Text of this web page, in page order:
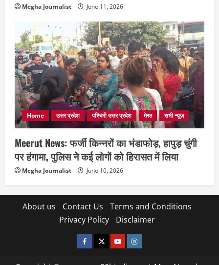
Megha Journalist June 11, 2026
Home उत्तर प्रदेश पश्चिमी उत्तर प्रदेश मेरठ सभी न्यूज़
Meerut News: फर्जी किन्नरों का भंडाफोड़, हापुड़ चुंगी
पर हंगामा, पुलिस ने कई लोगों को हिरासत में लिया
Megha Journalist June 10, 2026
About us Contact Us
Terms and Conditions
Privacy Policy
Disclaimer
facebooktwitterYOUTUBE
instagram